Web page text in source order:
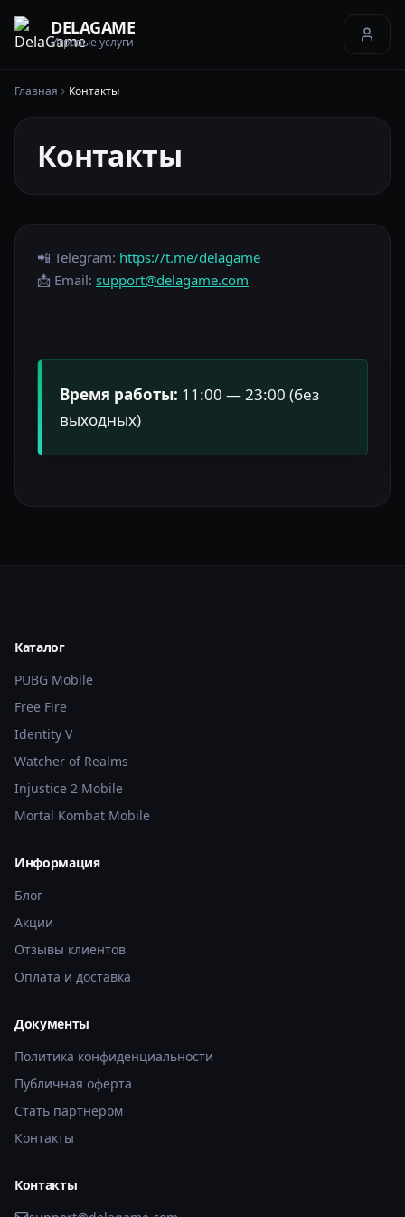
DELAGAME
Игровые услуги
Главная Контакты
Контакты
📲 Telegram: https://t.me/delagame
📩 Email: support@delagame.com
Время работы: 11:00 — 23:00 (без
выходных)
Каталог
PUBG Mobile
Free Fire
Identity V
Watcher of Realms
Injustice 2 Mobile
Mortal Kombat Mobile
Информация
Блог
Акции
Отзывы клиентов
Оплата и доставка
Документы
Политика конфиденциальности
Публичная оферта
Стать партнером
Контакты
Контакты